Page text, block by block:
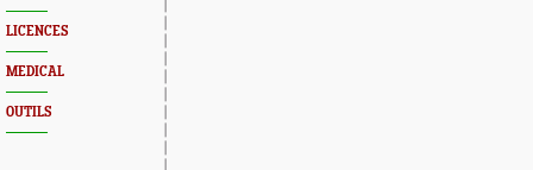
LICENCES
MEDICAL
OUTILS